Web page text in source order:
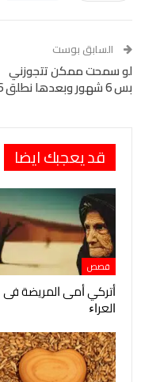
Tumblr
البريد الإلكتروني
Digg
LINE
السابق بوست
لو سمحت ممكن تتجوزني
بس 6 شهور وبعدها نطلق 6
قد يعجبك ايضا
قصص
ﺃﺗﺮﻛﻲ ﺃﻣﻰ ﺍﻟﻤﺮﻳﻀﺔ ﻓﻰ
ﺍﻟﻌﺮﺍﺀ